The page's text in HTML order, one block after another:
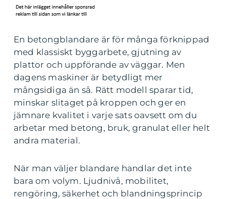
En betongblandare är för många förknippad
med klassiskt byggarbete, gjutning av
plattor och uppförande av väggar. Men
dagens maskiner är betydligt mer
mångsidiga än så. Rätt modell sparar tid,
minskar slitaget på kroppen och ger en
jämnare kvalitet i varje sats oavsett om du
arbetar med betong, bruk, granulat eller helt
andra material.
När man väljer blandare handlar det inte
bara om volym. Ljudnivå, mobilitet,
rengöring, säkerhet och blandningsprincip